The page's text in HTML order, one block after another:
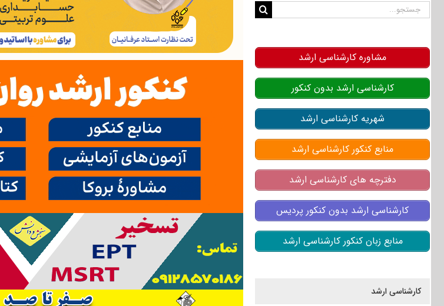
جستجو
مشاوره کارشناسی ارشد
کارشناسی ارشد بدون کنکور
شهریه کارشناسی ارشد
منابع کنکور کارشناسی ارشد
دفترچه های کارشناسی ارشد
کارشناسی ارشد بدون کنکور پردیس
منابع زبان کنکور کارشناسی ارشد
کارشناسی ارشد